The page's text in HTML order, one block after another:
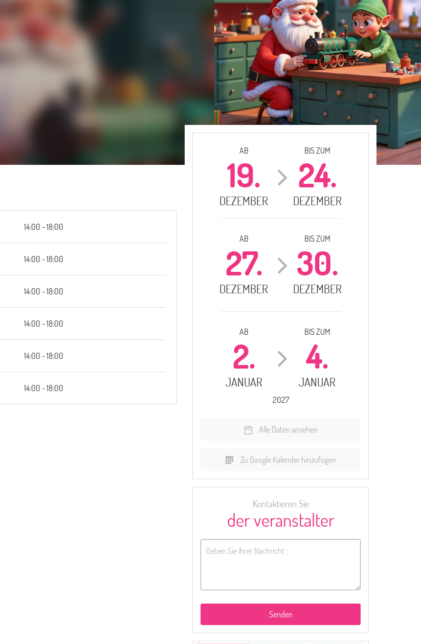
14:00 - 18:00
14:00 - 18:00
14:00 - 18:00
14:00 - 18:00
14:00 - 18:00
14:00 - 18:00
AB
19.
DEZEMBER
BIS ZUM
24.
DEZEMBER
AB
27.
DEZEMBER
BIS ZUM
30.
DEZEMBER
AB
2.
JANUAR
BIS ZUM
4.
JANUAR
2027
Alle Daten ansehen
Zu Google Kalender hinzufügen
Kontaktieren Sie
der veranstalter
Senden